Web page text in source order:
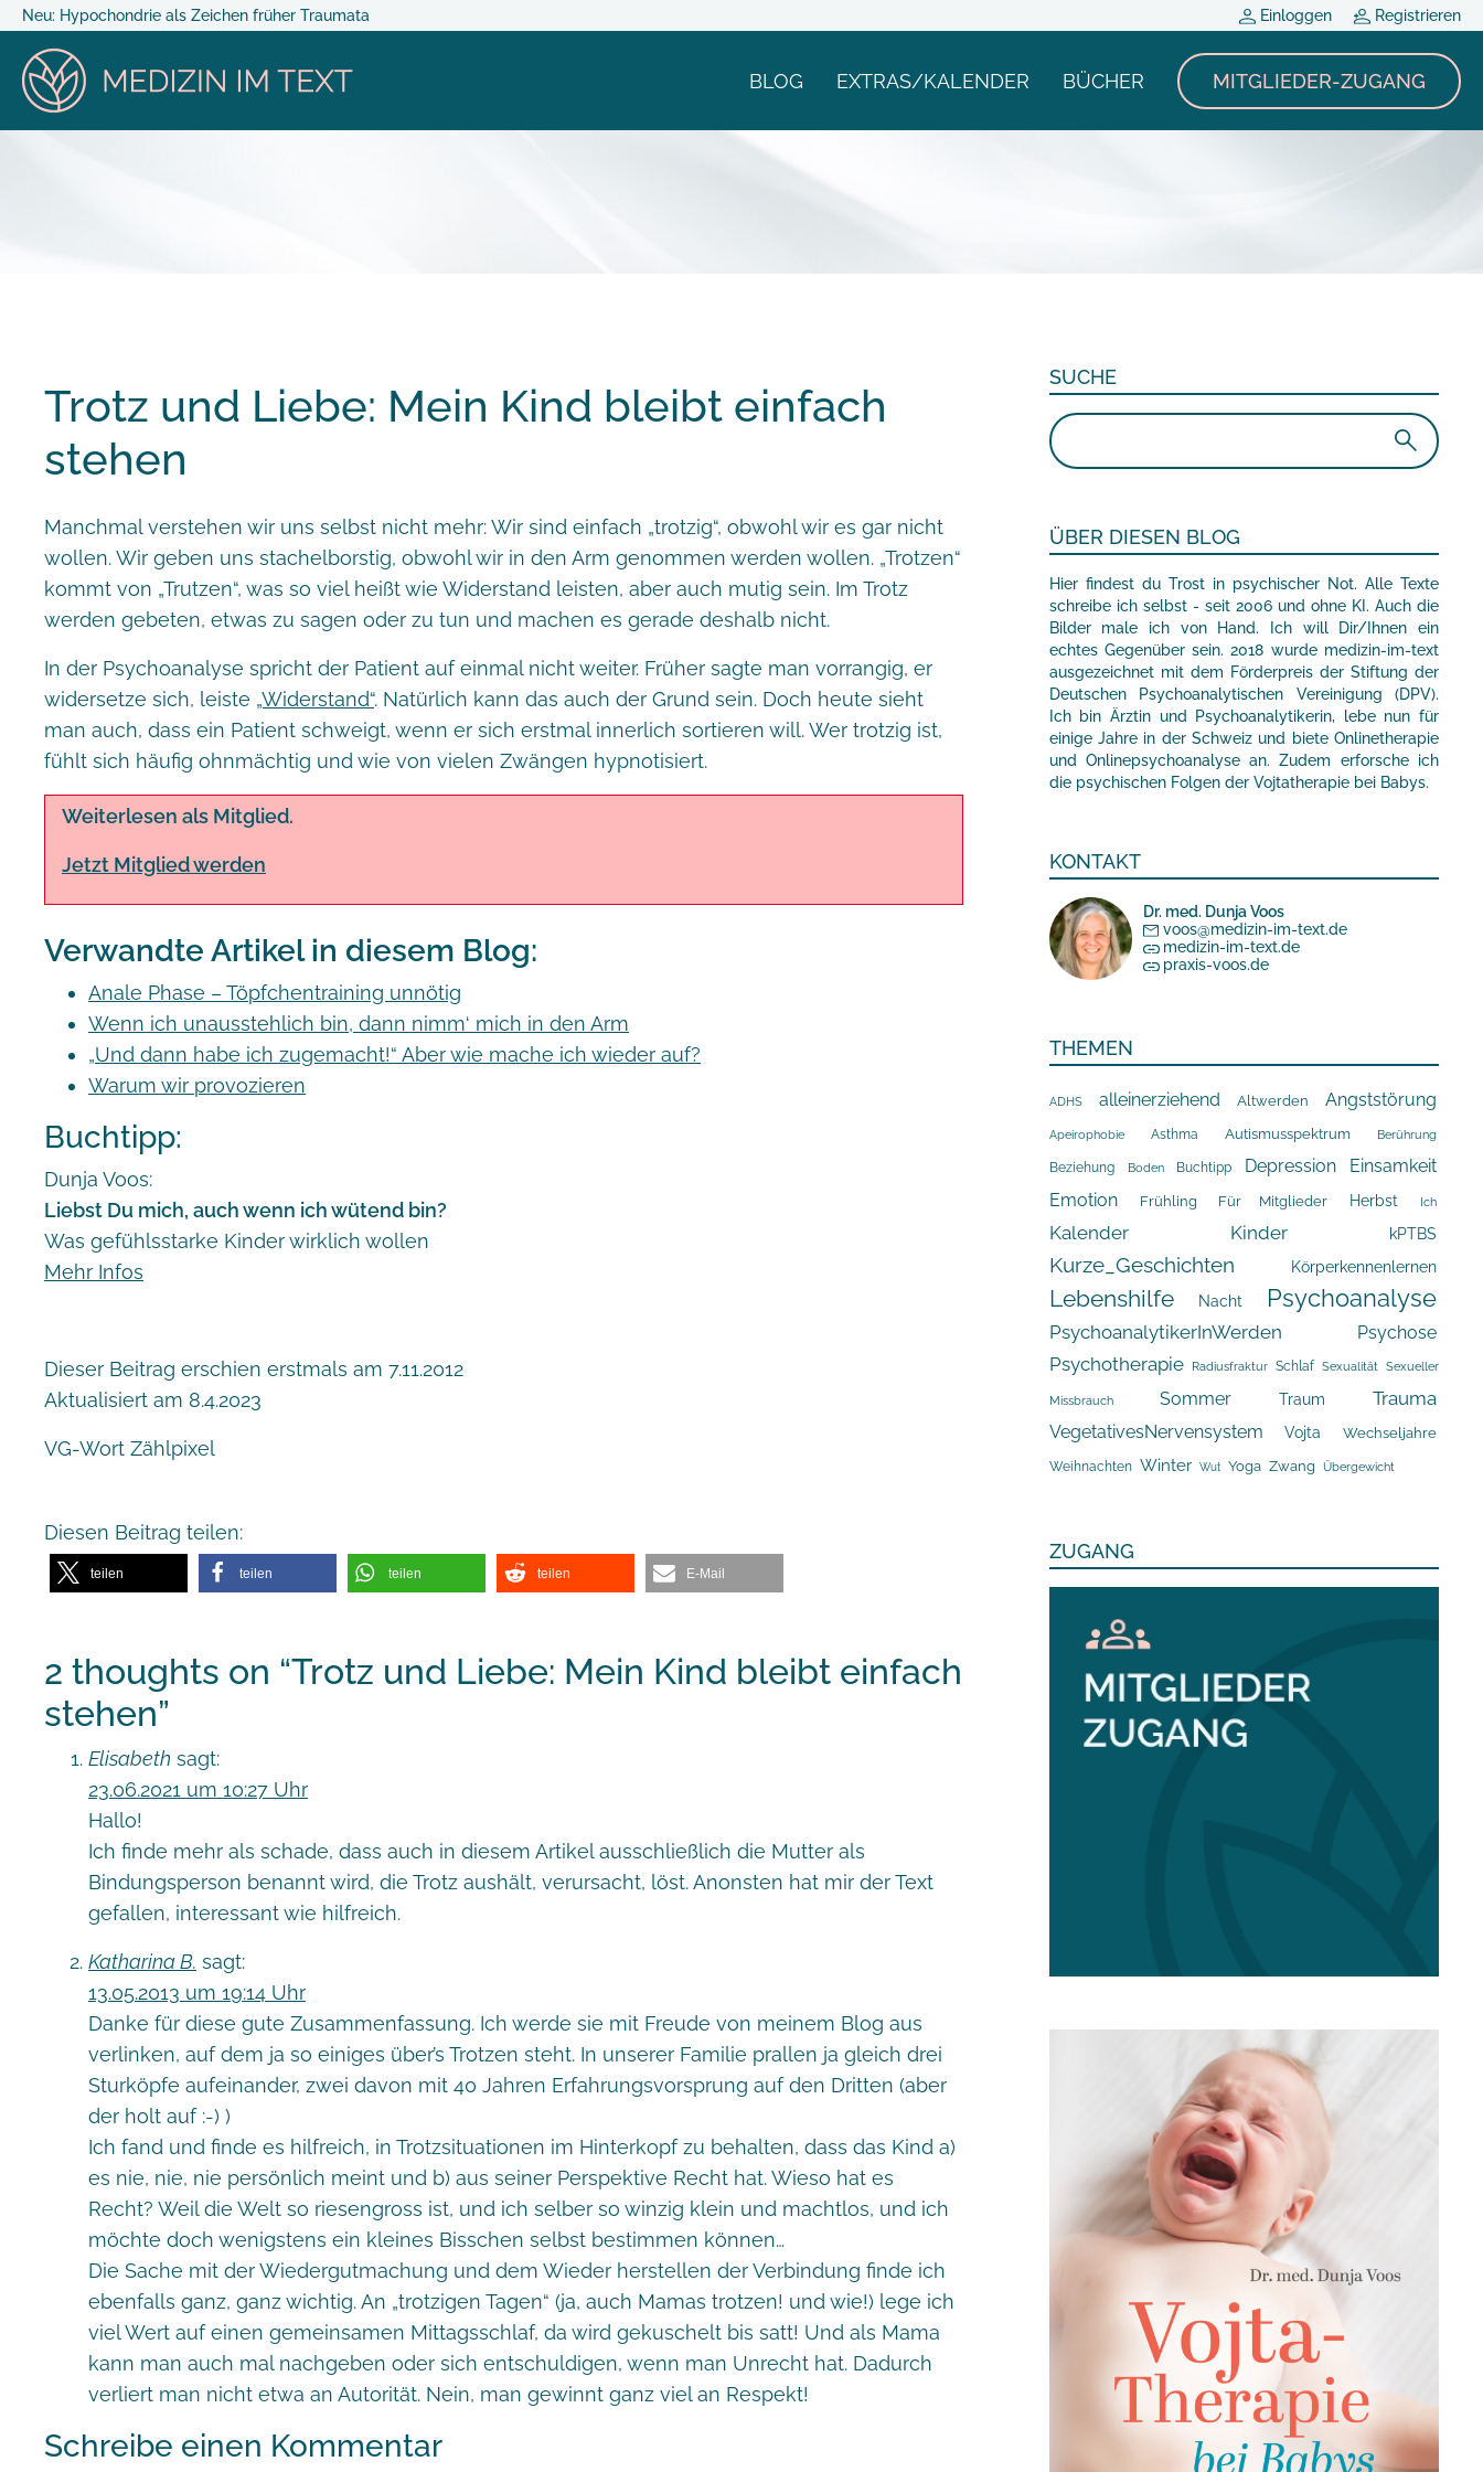
Neu: Hypochondrie als Zeichen früher Traumata Einloggen Registrieren
BLOG EXTRAS/KALENDER BÜCHER MITGLIEDER-ZUGANG
Trotz und Liebe: Mein Kind bleibt einfach
stehen
Manchmal verstehen wir uns selbst nicht mehr: Wir sind einfach „trotzig“, obwohl wir es gar nicht
wollen. Wir geben uns stachelborstig, obwohl wir in den Arm genommen werden wollen. „Trotzen“
kommt von „Trutzen“, was so viel heißt wie Widerstand leisten, aber auch mutig sein. Im Trotz
werden gebeten, etwas zu sagen oder zu tun und machen es gerade deshalb nicht.
In der Psychoanalyse spricht der Patient auf einmal nicht weiter. Früher sagte man vorrangig, er
widersetze sich, leiste „Widerstand“. Natürlich kann das auch der Grund sein. Doch heute sieht
man auch, dass ein Patient schweigt, wenn er sich erstmal innerlich sortieren will. Wer trotzig ist,
fühlt sich häufig ohnmächtig und wie von vielen Zwängen hypnotisiert.
Weiterlesen als Mitglied.
Jetzt Mitglied werden
Verwandte Artikel in diesem Blog:
Anale Phase – Töpfchentraining unnötig
Wenn ich unausstehlich bin, dann nimm‘ mich in den Arm
„Und dann habe ich zugemacht!“ Aber wie mache ich wieder auf?
Warum wir provozieren
Buchtipp:
Dunja Voos:
Liebst Du mich, auch wenn ich wütend bin?
Was gefühlsstarke Kinder wirklich wollen
Mehr Infos
Dieser Beitrag erschien erstmals am 7.11.2012
Aktualisiert am 8.4.2023
VG-Wort Zählpixel
Diesen Beitrag teilen:
teilen teilen teilen teilen E-Mail
2 thoughts on “Trotz und Liebe: Mein Kind bleibt einfach
stehen”
Elisabeth sagt:
23.06.2021 um 10:27 Uhr
Hallo!
Ich finde mehr als schade, dass auch in diesem Artikel ausschließlich die Mutter als
Bindungsperson benannt wird, die Trotz aushält, verursacht, löst. Anonsten hat mir der Text
gefallen, interessant wie hilfreich.
Katharina B. sagt:
13.05.2013 um 19:14 Uhr
Danke für diese gute Zusammenfassung. Ich werde sie mit Freude von meinem Blog aus
verlinken, auf dem ja so einiges über’s Trotzen steht. In unserer Familie prallen ja gleich drei
Sturköpfe aufeinander, zwei davon mit 40 Jahren Erfahrungsvorsprung auf den Dritten (aber
der holt auf :-) )
Ich fand und finde es hilfreich, in Trotzsituationen im Hinterkopf zu behalten, dass das Kind a)
es nie, nie, nie persönlich meint und b) aus seiner Perspektive Recht hat. Wieso hat es
Recht? Weil die Welt so riesengross ist, und ich selber so winzig klein und machtlos, und ich
möchte doch wenigstens ein kleines Bisschen selbst bestimmen können…
Die Sache mit der Wiedergutmachung und dem Wieder herstellen der Verbindung finde ich
ebenfalls ganz, ganz wichtig. An „trotzigen Tagen“ (ja, auch Mamas trotzen! und wie!) lege ich
viel Wert auf einen gemeinsamen Mittagsschlaf, da wird gekuschelt bis satt! Und als Mama
kann man auch mal nachgeben oder sich entschuldigen, wenn man Unrecht hat. Dadurch
verliert man nicht etwa an Autorität. Nein, man gewinnt ganz viel an Respekt!
Schreibe einen Kommentar
SUCHE
Suchen
nach:
ÜBER DIESEN BLOG
Hier findest du Trost in psychischer Not. Alle Texte
schreibe ich selbst - seit 2006 und ohne KI. Auch die
Bilder male ich von Hand. Ich will Dir/Ihnen ein
echtes Gegenüber sein. 2018 wurde medizin-im-text
ausgezeichnet mit dem Förderpreis der Stiftung der
Deutschen Psychoanalytischen Vereinigung (DPV).
Ich bin Ärztin und Psychoanalytikerin, lebe nun für
einige Jahre in der Schweiz und biete Onlinetherapie
und Onlinepsychoanalyse an. Zudem erforsche ich
die psychischen Folgen der Vojtatherapie bei Babys.
KONTAKT
Dr. med. Dunja Voos
voos@medizin-im-text.de
medizin-im-text.de
praxis-voos.de
THEMEN
ADHS alleinerziehend Altwerden Angststörung
Apeirophobie Asthma Autismusspektrum Berührung
Beziehung Boden Buchtipp Depression
Einsamkeit
Emotion
Frühling Für Mitglieder Herbst Ich
Kalender Kinder kPTBS
Kurze_Geschichten Körperkennenlernen
Lebenshilfe Nacht Psychoanalyse
PsychoanalytikerInWerden Psychose
Psychotherapie Radiusfraktur Schlaf Sexualität Sexueller
Missbrauch Sommer Traum Trauma
VegetativesNervensystem Vojta Wechseljahre
Weihnachten Winter Wut Yoga Zwang Übergewicht
ZUGANG